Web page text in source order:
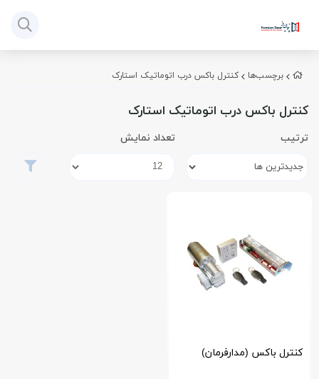
برچسب‌ها کنترل باکس درب اتوماتیک استارک
کنترل باکس درب اتوماتیک استارک
ترتیب تعداد نمایش
کنترل باکس (مدارفرمان)